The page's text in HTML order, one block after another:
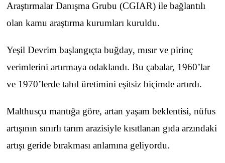
Araştırmalar Danışma Grubu (CGIAR) ile bağlantılı
olan kamu araştırma kurumları kuruldu.
Yeşil Devrim başlangıçta buğday, mısır ve pirinç
verimlerini artırmaya odaklandı. Bu çabalar, 1960’lar
ve 1970’lerde tahıl üretimini eşitsiz biçimde artırdı.
Malthusçu mantığa göre, artan yaşam beklentisi, nüfus
artışının sınırlı tarım arazisiyle kısıtlanan gıda arzındaki
artışı geride bırakması anlamına geliyordu.